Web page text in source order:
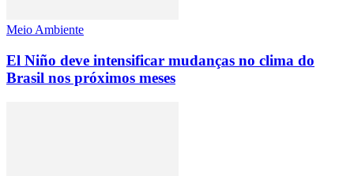
Meio Ambiente
El Niño deve intensificar mudanças no clima do
Brasil nos próximos meses